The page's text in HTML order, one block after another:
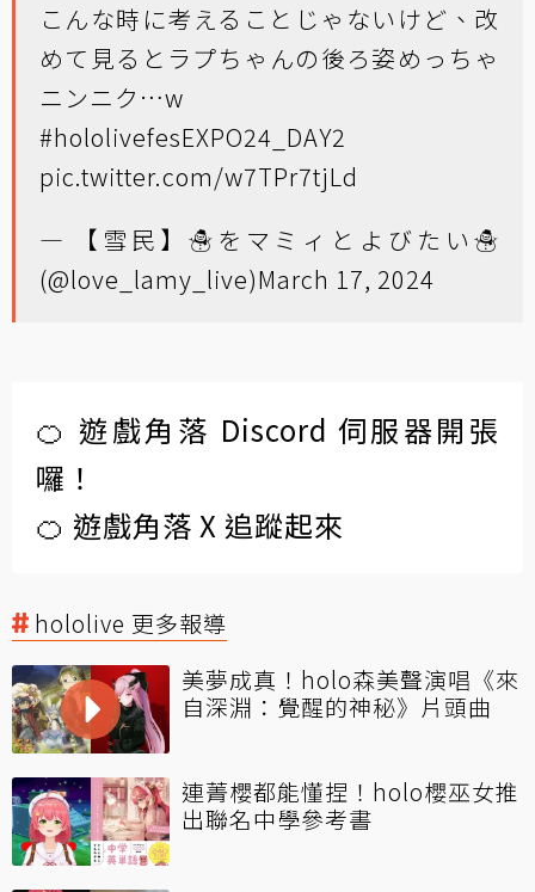
こんな時に考えることじゃないけど、改
めて見るとラプちゃんの後ろ姿めっちゃ
ニンニク…w
#hololivefesEXPO24_DAY2
pic.twitter.com/w7TPr7tjLd
— 【雪民】☃をマミィとよびたい☃
(@love_lamy_live)March 17, 2024
🍊 遊戲角落 Discord 伺服器開張
囉！
🍊 遊戲角落 X 追蹤起來
hololive 更多報導
美夢成真！holo森美聲演唱《來
自深淵：覺醒的神秘》片頭曲
連菁櫻都能懂捏！holo櫻巫女推
出聯名中學參考書